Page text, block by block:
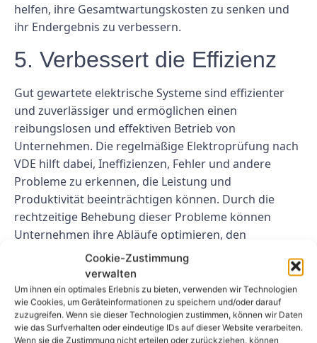
Cookie-Zustimmung
verwalten
Um ihnen ein optimales Erlebnis zu bieten, verwenden wir Technologien
wie Cookies, um Geräteinformationen zu speichern und/oder darauf
zuzugreifen. Wenn sie dieser Technologien zustimmen, können wir Daten
wie das Surfverhalten oder eindeutige IDs auf dieser Website verarbeiten.
Wenn sie die Zustimmung nicht erteilen oder zurückziehen, können
helfen, ihre Gesamtwartungskosten zu senken und
ihr Endergebnis zu verbessern.
5. Verbessert die Effizienz
Gut gewartete elektrische Systeme sind effizienter
und zuverlässiger und ermöglichen einen
reibungslosen und effektiven Betrieb von
Unternehmen. Die regelmäßige Elektroprüfung nach
VDE hilft dabei, Ineffizienzen, Fehler und andere
Probleme zu erkennen, die Leistung und
Produktivität beeinträchtigen können. Durch die
rechtzeitige Behebung dieser Probleme können
Unternehmen ihre Abläufe optimieren, den
Energieverbrauch senken und ihre Gesamteffizienz
Abschluss
Die regelmäßige Elektroprüfung nach VDE ist eine